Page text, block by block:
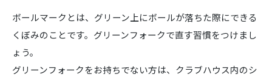
ボールマークとは、グリーン上にボールが落ちた際にできる
くぼみのことです。グリーンフォークで直す習慣をつけまし
ょう。
グリーンフォークをお持ちでない方は、クラブハウス内のシ